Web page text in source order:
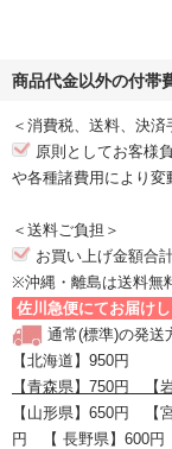
商品代金以外の付帯
＜消費税、送料、決
原則としてお客様
や各種諸費用により変
＜送料ご負担＞
お買い上げ金額合
※沖縄・離島は送料無
佐川急便にてお届け
通常(標準)の発送
【北海道】950円
【青森県】750円 【
【山形県】650円 【
円 【 長野県】600円